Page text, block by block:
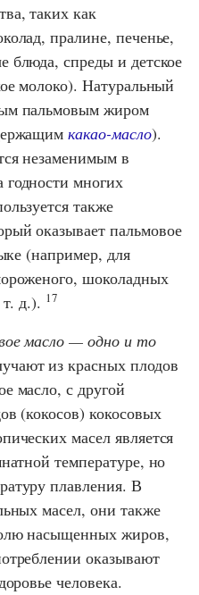
таких как
пралине, печенье,
блюда, спреды и детское
молоко). Натуральный
пальмовым жиром
какао-масло).
незаменимым в
многих
также
оказывает пальмовое
(например, для
шоколадных
д.). 17
масло — одно и то
из красных плодов
масло, с другой
(кокосов) кокосовых
масел является
температуре, но
плавления. В
масел, они также
насыщенных жиров,
оказывают
человека.